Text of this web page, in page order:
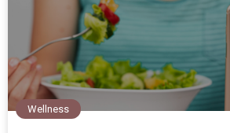
Wellness